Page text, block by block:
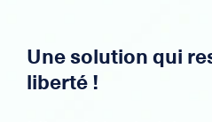
Une solution qui
liberté !